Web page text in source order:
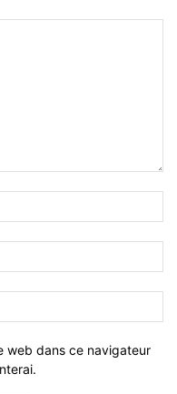
web dans ce navigateur